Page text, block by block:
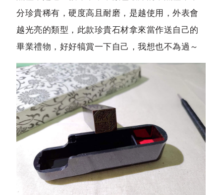
分珍貴稀有，硬度高且耐磨，是越使用，外表會
越光亮的類型，此款珍貴石材拿來當作送自己的
畢業禮物 ，好好犒賞一下自己，我想也不為過～